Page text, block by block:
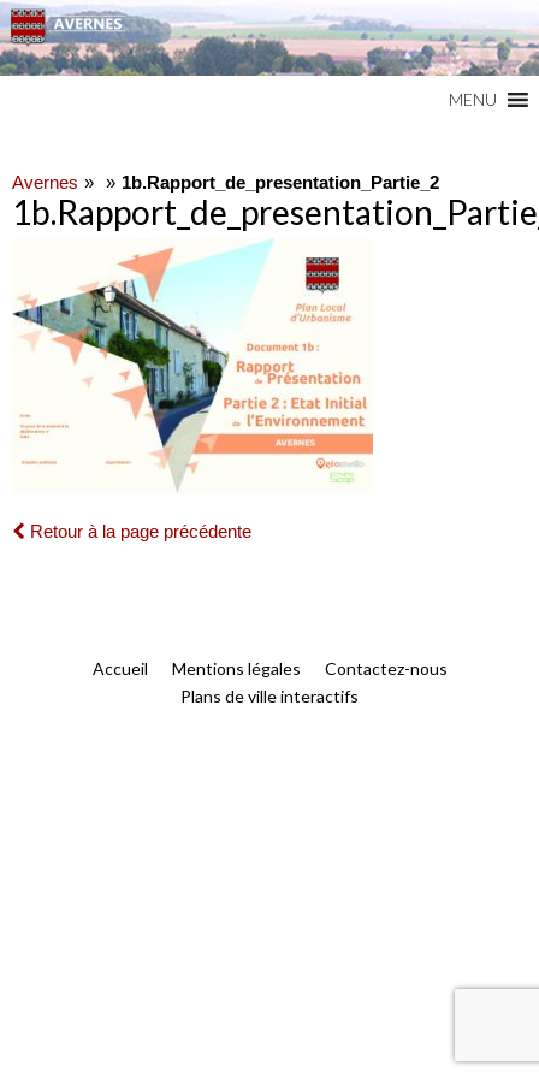
MENU
Avernes 1b.Rapport_de_presentation_Partie_2
Retour à la page précédente
Accueil Mentions légales
Contactez-nous
Plans de ville interactifs